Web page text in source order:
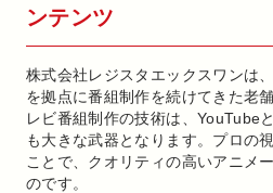
ンテンツ
株式会社レジスタエックスワンは
を拠点に番組制作を続けてきた老
レビ番組制作の技術は、YouTube
も大きな武器となります。プロの
ことで、クオリティの高いアニメ
のです。